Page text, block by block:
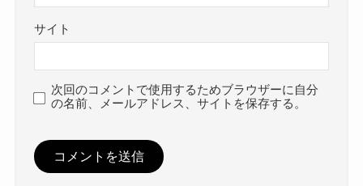
サイト
次回のコメントで使用するためブラウザーに自分
の名前、メールアドレス、サイトを保存する。